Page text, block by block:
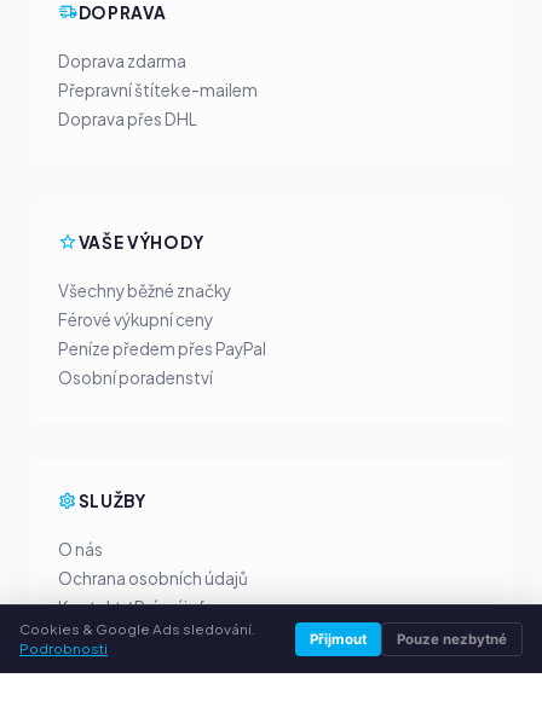
DOPRAVA
Doprava zdarma
Přepravní štítek e-mailem
Doprava přes DHL
VAŠE VÝHODY
Všechny běžné značky
Férové výkupní ceny
Peníze předem přes PayPal
Osobní poradenství
SLUŽBY
O nás
Ochrana osobních údajů
Kontakt / Právní informace
Časté dotazy (FAQ)
Cookies & Google Ads sledování.
Podrobnosti
Přijmout Pouze nezbytné